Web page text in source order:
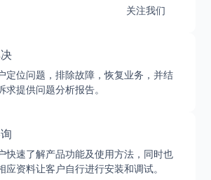
关注我们
定位问题，排除故障，恢复业务，并结
求提供问题分析报告。
快速了解产品功能及使用方法，同时也
应资料让客户自行进行安装和调试。